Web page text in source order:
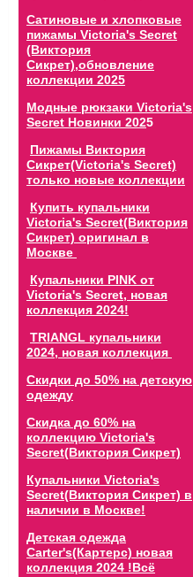
Сатиновые и хлопковые
пижамы Victoria's Secret
(Виктория
Сикрет),обновление
коллекции 2025
Модные рюкзаки Victoria's
Secret Новинки 2025
Пижамы Виктория
Сикрет(Victoria's Secret)
только новые коллекции
Купить купальники
Victoria's Secret(Виктория
Сикрет) оригинал в
Москве
Купальники PINK от
Victoria's Secret, новая
коллекция 2024!
TRIANGL купальники
2024, новая коллекция
Скидки до 50% на детскую
одежду
Скидка до 60% на
коллекцию Victoria's
Secret(Виктория Сикрет)
Купальники Victoria's
Secret(Виктория Сикрет) в
наличии в Москве!
Детская одежда
Carter's(Картерс) новая
коллекция 2024 !Всё